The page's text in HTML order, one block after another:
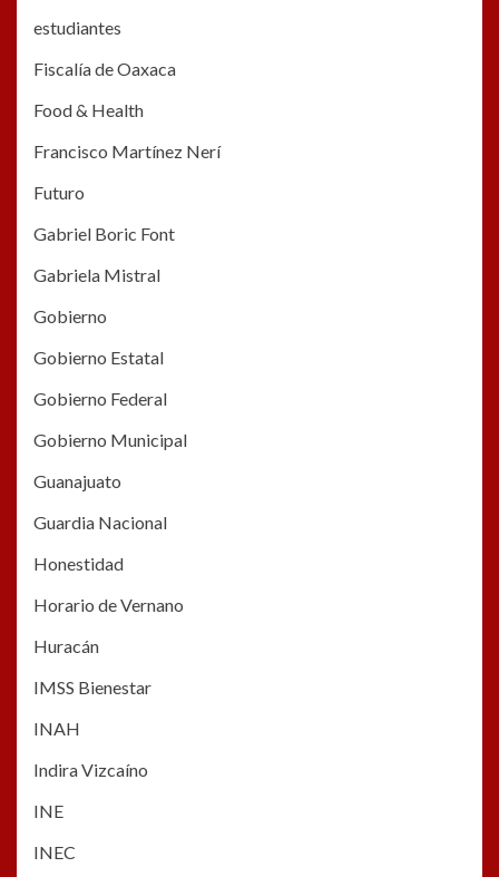
estudiantes
Fiscalía de Oaxaca
Food & Health
Francisco Martínez Nerí
Futuro
Gabriel Boric Font
Gabriela Mistral
Gobierno
Gobierno Estatal
Gobierno Federal
Gobierno Municipal
Guanajuato
Guardia Nacional
Honestidad
Horario de Vernano
Huracán
IMSS Bienestar
INAH
Indira Vizcaíno
INE
INEC